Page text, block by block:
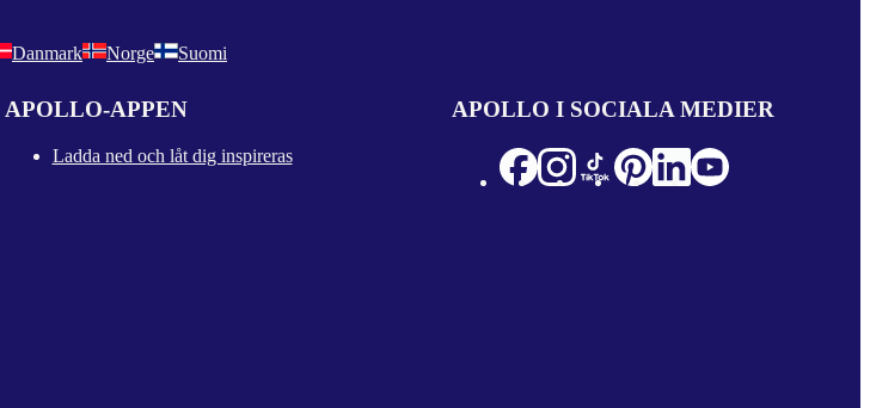
Danmark Norge Suomi
APOLLO-APPEN
Ladda ned och låt dig inspireras
APOLLO I SOCIALA MEDIER